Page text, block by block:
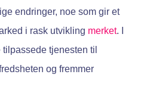
endringer, noe som gir et
i rask utvikling merket. I
tjenesten til
og fremmer